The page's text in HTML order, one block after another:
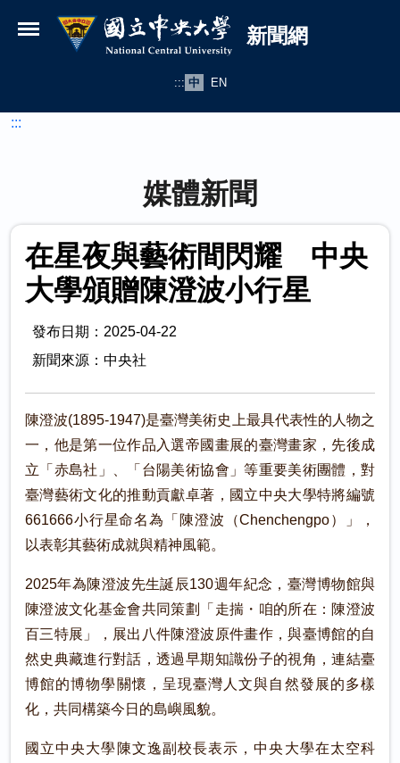
國立中央大學新聞網
新聞網
::: 中 EN
:::
媒體新聞
在星夜與藝術間閃耀 中央
大學頒贈陳澄波小行星
發布日期：2025-04-22
新聞來源：中央社
陳澄波(1895-1947)是臺灣美術史上最具代表性的人物之
一，他是第一位作品入選帝國畫展的臺灣畫家，先後成
立「赤島社」、「台陽美術協會」等重要美術團體，對
臺灣藝術文化的推動貢獻卓著，國立中央大學特將編號
661666小行星命名為「陳澄波（Chenchengpo）」，
以表彰其藝術成就與精神風範。
2025年為陳澄波先生誕辰130週年紀念，臺灣博物館與
陳澄波文化基金會共同策劃「走揣・咱的所在：陳澄波
百三特展」，展出八件陳澄波原件畫作，與臺博館的自
然史典藏進行對話，透過早期知識份子的視角，連結臺
博館的博物學關懷，呈現臺灣人文與自然發展的多樣
化，共同構築今日的島嶼風貌。
國立中央大學陳文逸副校長表示，中央大學在太空科